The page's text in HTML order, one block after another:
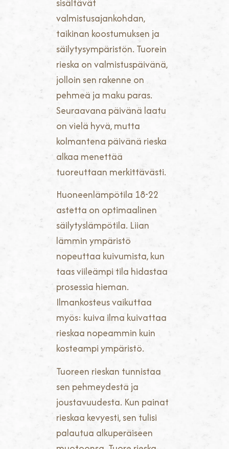
valmistusajankohdan,
taikinan koostumuksen ja
säilytysympäristön. Tuorein
rieska on valmistuspäivänä,
jolloin sen rakenne on
pehmeä ja maku paras.
Seuraavana päivänä laatu
on vielä hyvä, mutta
kolmantena päivänä rieska
alkaa menettää
tuoreuttaan merkittävästi.
Huoneenlämpötila 18-22
astetta on optimaalinen
säilytyslämpötila. Liian
lämmin ympäristö
nopeuttaa kuivumista, kun
taas viileämpi tila hidastaa
prosessia hieman.
Ilmankosteus vaikuttaa
myös: kuiva ilma kuivattaa
rieskaa nopeammin kuin
kosteampi ympäristö.
Tuoreen rieskan tunnistaa
sen pehmeydestä ja
joustavuudesta. Kun painat
rieskaa kevyesti, sen tulisi
palautua alkuperäiseen